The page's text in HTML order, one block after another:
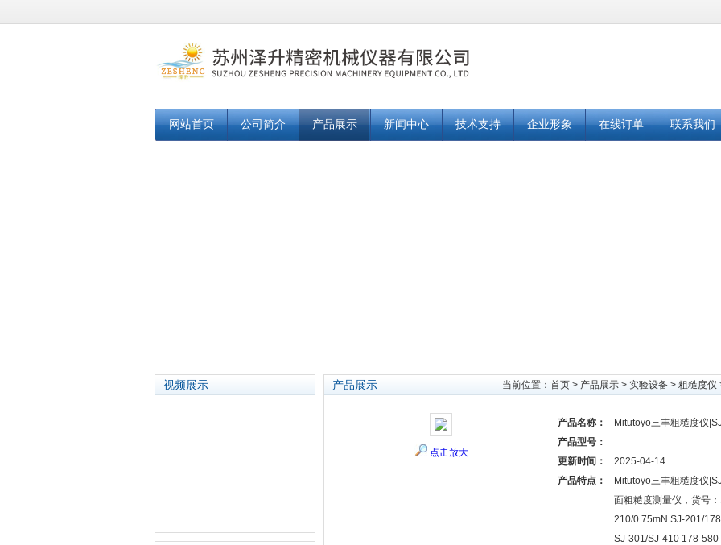
网站首页 公司简介 产品展示 新闻中心 技术支持 企业形象 在线订单 联系我们
视频展示 产品展示 当前位置： 首页 > 产品展示 > 实验设备 > 粗糙度仪
点击放大
产品名称：
Mitutoyo三丰粗糙度仪
产品型号：
更新时间：
2025-04-14
产品特点：
Mitutoyo三丰粗糙度仪
面粗糙度测量仪，货号
210/0.75mN SJ-201/
SJ-301/SJ-410 178-